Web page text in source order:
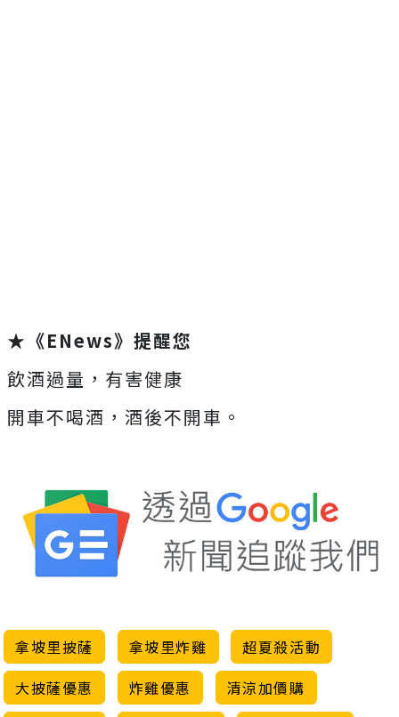
★《ENews》提醒您
飲酒過量，有害健康
開車不喝酒，酒後不開車。
拿坡里披薩 拿坡里炸雞
超夏殺活動
大披薩優惠
炸雞優惠
清涼加價購